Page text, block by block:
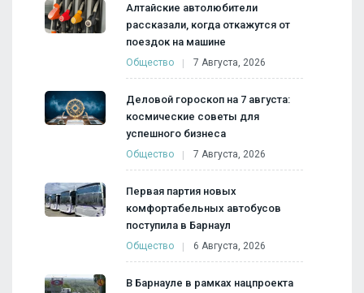
Алтайские автолюбители
рассказали, когда откажутся от
поездок на машине
Общество 7 Августа, 2026
Деловой гороскоп на 7 августа:
космические советы для
успешного бизнеса
Общество 7 Августа, 2026
Первая партия новых
комфортабельных автобусов
поступила в Барнаул
Общество 6 Августа, 2026
В Барнауле в рамках нацпроекта